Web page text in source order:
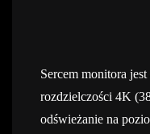
Sercem monitora
rozdzielczości 4K
odświeżanie na